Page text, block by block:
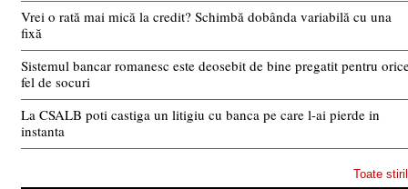
Vrei o rată mai mică la credit? Schimbă dobânda variabilă cu una
fixă
Sistemul bancar romanesc este deosebit de bine pregatit pentru
fel de socuri
La CSALB poti castiga un litigiu cu banca pe care l-ai pierde in
instanta
Toate